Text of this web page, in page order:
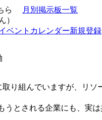
ちら
月別掲示板一覧
）
ベントカレンダー新規登録
り組んでいますが、リ
とされる企業にも、実